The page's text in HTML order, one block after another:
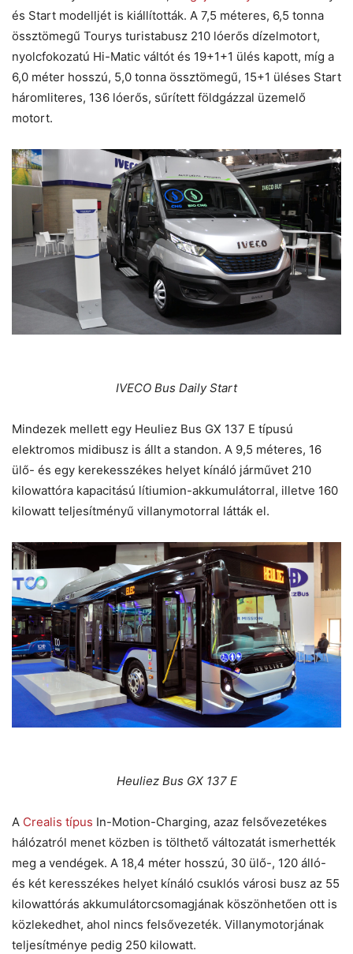
és Start modelljét is kiállították. A 7,5 méteres, 6,5 tonna
össztömegű Tourys turistabusz 210 lóerős dízelmotort,
nyolcfokozatú Hi-Matic váltót és 19+1+1 ülés kapott, míg a
6,0 méter hosszú, 5,0 tonna össztömegű, 15+1 üléses Start
háromliteres, 136 lóerős, sűrített földgázzal üzemelő
motort.
IVECO Bus Daily Start
Mindezek mellett egy Heuliez Bus GX 137 E típusú
elektromos midibusz is állt a standon. A 9,5 méteres, 16
ülő- és egy kerekesszékes helyet kínáló járművet 210
kilowattóra kapacitású lítiumion-akkumulátorral, illetve 160
kilowatt teljesítményű villanymotorral látták el.
Heuliez Bus GX 137 E
A Crealis típus In-Motion-Charging, azaz felsővezetékes
hálózatról menet közben is tölthető változatát ismerhették
meg a vendégek. A 18,4 méter hosszú, 30 ülő-, 120 álló-
és két keresszékes helyet kínáló csuklós városi busz az 55
kilowattórás akkumulátorcsomagjának köszönhetően ott is
közlekedhet, ahol nincs felsővezeték. Villanymotorjának
teljesítménye pedig 250 kilowatt.